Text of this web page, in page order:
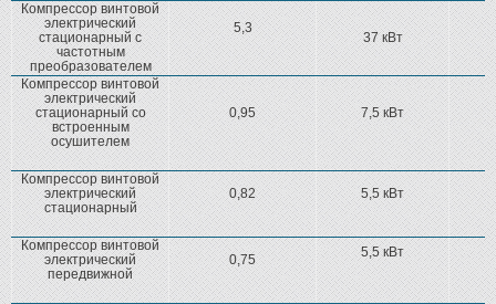
Компрессор винтовой
электрический
стационарный с
частотным
преобразователем
5,3
37 кВт
Компрессор винтовой
электрический
стационарный со
встроенным
осушителем
0,95 7,5 кВт
Компрессор винтовой
электрический
стационарный
0,82 5,5 кВт
Компрессор винтовой
электрический
передвижной
0,75 5,5 кВт